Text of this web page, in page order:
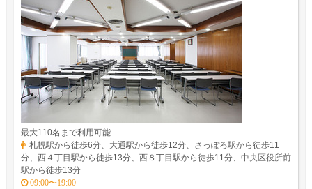
最大110名まで利用可能
札幌駅から徒歩6分、大通駅から徒歩12分、さっぽろ駅から徒歩11
分、西４丁目駅から徒歩13分、西８丁目駅から徒歩11分、中央区役所前
駅から徒歩13分
09:00〜19:00